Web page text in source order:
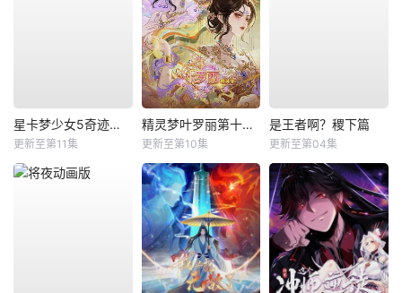
星卡梦少女5奇迹绽放
更新至第11集
精灵梦叶罗丽第十一季（下）
更新至第10集
是王者啊？稷下篇
更新至第04集